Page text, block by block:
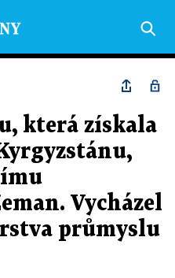
která získala
Vycházel
průmyslu